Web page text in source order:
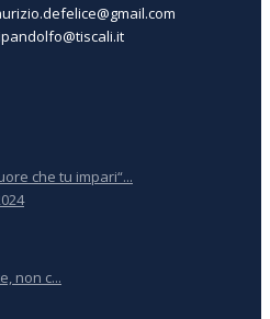
che tu impari“...
non c...